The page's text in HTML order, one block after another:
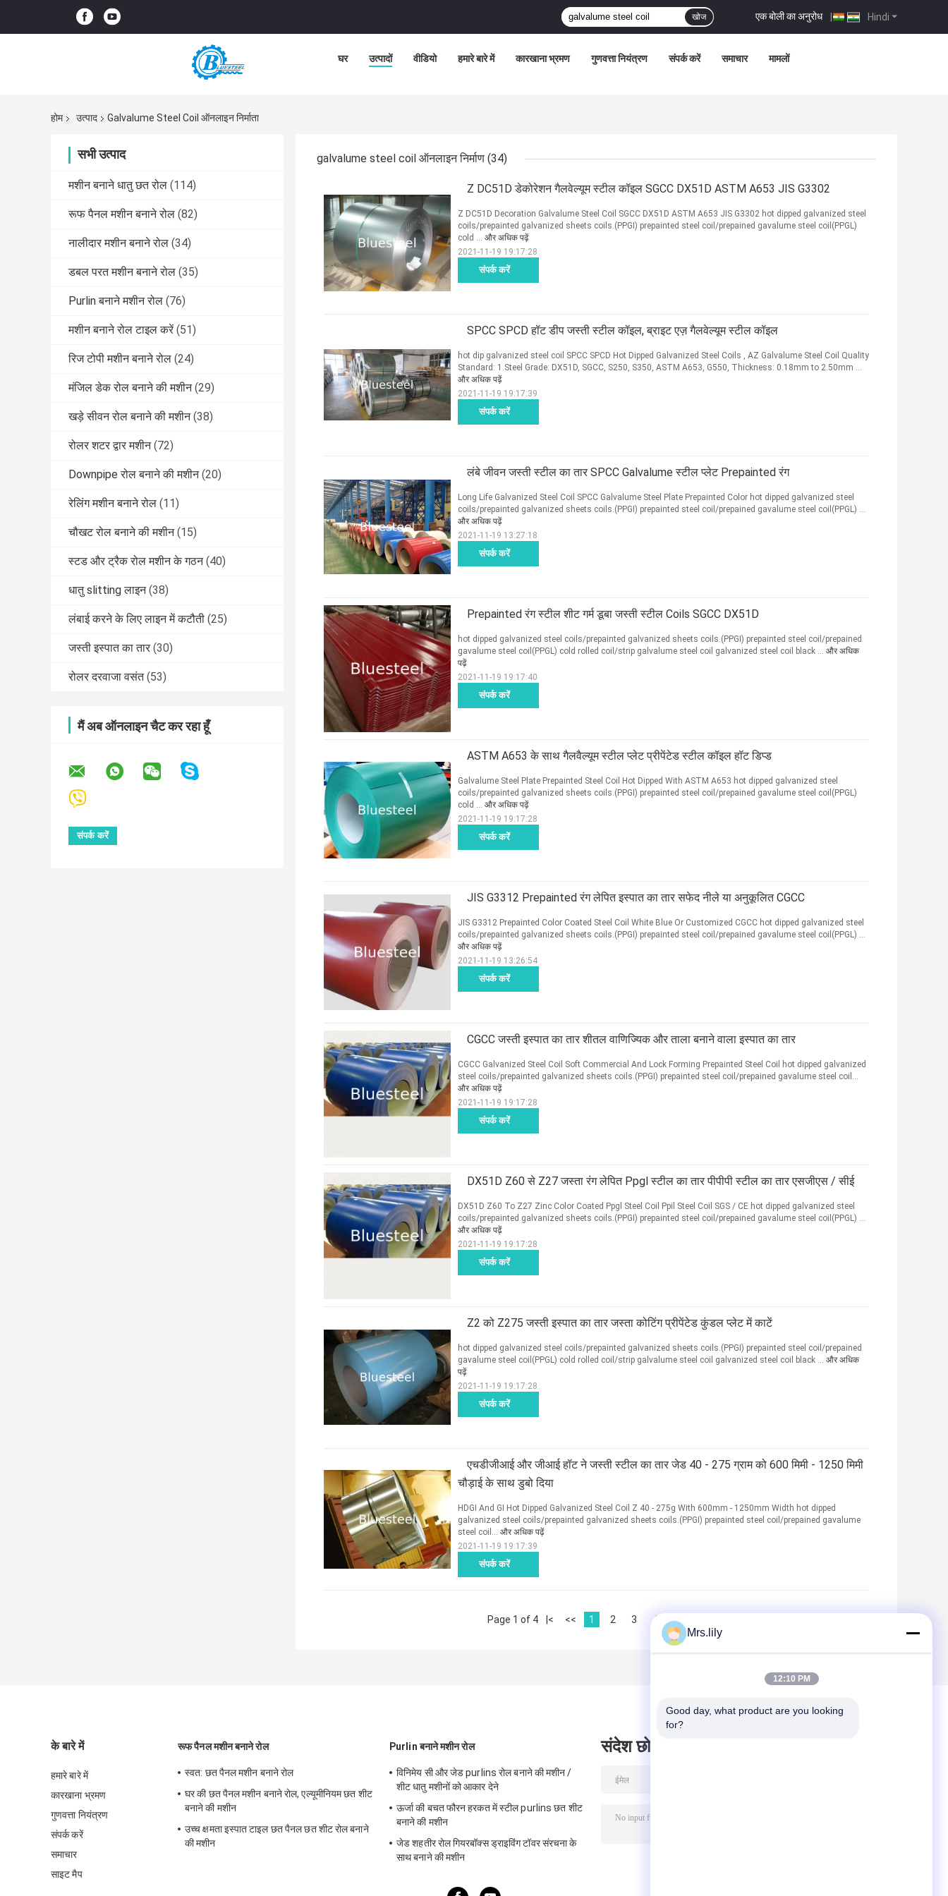
Hindi
एक बोली का अनुरोध |
खोज
घर उत्पादों वीडियो हमारे बारे में कारखाना भ्रमण गुणवत्ता नियंत्रण संपर्क करें समाचार मामलों
होम उत्पाद Galvalume Steel Coil ऑनलाइन निर्माता
सभी उत्पाद
मशीन बनाने धातु छत रोल (114)
रूफ पैनल मशीन बनाने रोल (82)
नालीदार मशीन बनाने रोल (34)
डबल परत मशीन बनाने रोल (35)
Purlin बनाने मशीन रोल (76)
मशीन बनाने रोल टाइल करें (51)
रिज टोपी मशीन बनाने रोल (24)
मंजिल डेक रोल बनाने की मशीन (29)
खड़े सीवन रोल बनाने की मशीन (38)
रोलर शटर द्वार मशीन (72)
Downpipe रोल बनाने की मशीन (20)
रेलिंग मशीन बनाने रोल (11)
चौखट रोल बनाने की मशीन (15)
स्टड और ट्रैक रोल मशीन के गठन (40)
धातु slitting लाइन (38)
लंबाई करने के लिए लाइन में कटौती (25)
जस्ती इस्पात का तार (30)
रोलर दरवाजा वसंत (53)
मैं अब ऑनलाइन चैट कर रहा हूँ
galvalume steel coil ऑनलाइन निर्माण (34)
Z DC51D डेकोरेशन गैलवेल्यूम स्टील कॉइल SGCC DX51D ASTM A653 JIS G3302
संपर्क करें
Z DC51D Decoration Galvalume Steel Coil SGCC DX51D ASTM A653 JIS G3302 hot dipped galvanized steel
coils/prepainted galvanized sheets coils.(PPGI) prepainted steel coil/prepained gavalume steel coil(PPGL)
cold ... और अधिक पढ़ें
2021-11-19 19:17:28
SPCC SPCD हॉट डीप जस्ती स्टील कॉइल, ब्राइट एज़ गैलवेल्यूम स्टील कॉइल
संपर्क करें
hot dip galvanized steel coil SPCC SPCD Hot Dipped Galvanized Steel Coils , AZ Galvalume Steel Coil Quality
Standard: 1.Steel Grade: DX51D, SGCC, S250, S350, ASTM A653, G550, Thickness: 0.18mm to 2.50mm ...
और अधिक पढ़ें
2021-11-19 19:17:39
लंबे जीवन जस्ती स्टील का तार SPCC Galvalume स्टील प्लेट Prepainted रंग
संपर्क करें
Long Life Galvanized Steel Coil SPCC Galvalume Steel Plate Prepainted Color hot dipped galvanized steel
coils/prepainted galvanized sheets coils.(PPGI) prepainted steel coil/prepained gavalume steel coil(PPGL) ...
और अधिक पढ़ें
2021-11-19 13:27:18
Prepainted रंग स्टील शीट गर्म डूबा जस्ती स्टील Coils SGCC DX51D
संपर्क करें
hot dipped galvanized steel coils/prepainted galvanized sheets coils.(PPGI) prepainted steel coil/prepained
gavalume steel coil(PPGL) cold rolled coil/strip galvalume steel coil galvanized steel coil black ... और अधिक
पढ़ें
2021-11-19 19:17:40
ASTM A653 के साथ गैलवैल्यूम स्टील प्लेट प्रीपेंटेड स्टील कॉइल हॉट डिप्ड
संपर्क करें
Galvalume Steel Plate Prepainted Steel Coil Hot Dipped With ASTM A653 hot dipped galvanized steel
coils/prepainted galvanized sheets coils.(PPGI) prepainted steel coil/prepained gavalume steel coil(PPGL)
cold ... और अधिक पढ़ें
2021-11-19 19:17:28
JIS G3312 Prepainted रंग लेपित इस्पात का तार सफेद नीले या अनुकूलित CGCC
संपर्क करें
JIS G3312 Prepainted Color Coated Steel Coil White Blue Or Customized CGCC hot dipped galvanized steel
coils/prepainted galvanized sheets coils.(PPGI) prepainted steel coil/prepained gavalume steel coil(PPGL) ...
और अधिक पढ़ें
2021-11-19 13:26:54
CGCC जस्ती इस्पात का तार शीतल वाणिज्यिक और ताला बनाने वाला इस्पात का तार
संपर्क करें
CGCC Galvanized Steel Coil Soft Commercial And Lock Forming Prepainted Steel Coil hot dipped galvanized
steel coils/prepainted galvanized sheets coils.(PPGI) prepainted steel coil/prepained gavalume steel coil...
और अधिक पढ़ें
2021-11-19 19:17:28
DX51D Z60 से Z27 जस्ता रंग लेपित Ppgl स्टील का तार पीपीपी स्टील का तार एसजीएस / सीई
संपर्क करें
DX51D Z60 To Z27 Zinc Color Coated Ppgl Steel Coil Ppil Steel Coil SGS / CE hot dipped galvanized steel
coils/prepainted galvanized sheets coils.(PPGI) prepainted steel coil/prepained gavalume steel coil(PPGL) ...
और अधिक पढ़ें
2021-11-19 19:17:28
Z2 को Z275 जस्ती इस्पात का तार जस्ता कोटिंग प्रीपेंटेड कुंडल प्लेट में काटें
संपर्क करें
hot dipped galvanized steel coils/prepainted galvanized sheets coils.(PPGI) prepainted steel coil/prepained
gavalume steel coil(PPGL) cold rolled coil/strip galvalume steel coil galvanized steel coil black ... और अधिक
पढ़ें
2021-11-19 19:17:28
एचडीजीआई और जीआई हॉट ने जस्ती स्टील का तार जेड 40 - 275 ग्राम को 600 मिमी - 1250 मिमी
चौड़ाई के साथ डुबो दिया
संपर्क करें
HDGI And GI Hot Dipped Galvanized Steel Coil Z 40 - 275g With 600mm - 1250mm Width hot dipped
galvanized steel coils/prepainted galvanized sheets coils.(PPGI) prepainted steel coil/prepained gavalume
steel coil... और अधिक पढ़ें
2021-11-19 19:17:39
Page 1 of 4 |< << 1 2 3 4 >>
के बारे में
हमारे बारे में
कारखाना भ्रमण
गुणवत्ता नियंत्रण
संपर्क करें
समाचार
साइट मैप
रूफ पैनल मशीन बनाने रोल
स्वत: छत पैनल मशीन बनाने रोल
घर की छत पैनल मशीन बनाने रोल, एल्यूमीनियम छत शीट
बनाने की मशीन
उच्च क्षमता इस्पात टाइल छत पैनल छत शीट रोल बनाने
की मशीन
Purlin बनाने मशीन रोल
विनिमेय सी और जेड purlins रोल बनाने की मशीन /
शीट धातु मशीनों को आकार देने
ऊर्जा की बचत फौरन हरकत में स्टील purlins छत शीट
बनाने की मशीन
जेड शहतीर रोल गियरबॉक्स ड्राइविंग टॉवर संरचना के
साथ बनाने की मशीन
संदेश छोड़ दो
Mrs.lily
12:10 PM
Good day, what product are you looking
for?